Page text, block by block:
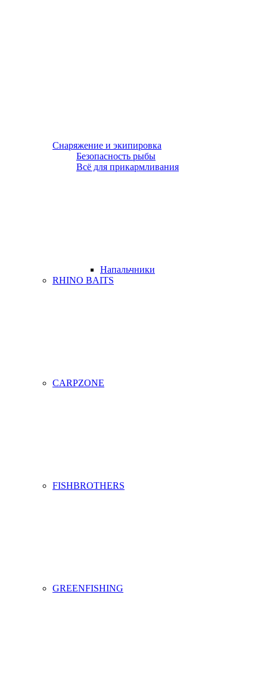
Снаряжение и экипировка
Безопасность рыбы
Всё для прикармливания
Напальчники
RHINO BAITS
CARPZONE
FISHBROTHERS
GREENFISHING